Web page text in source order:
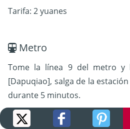
Tarifa: 2 yuanes
Metro
Tome la línea 9 del metro y
[Dapuqiao], salga de la
durante 5 minutos.